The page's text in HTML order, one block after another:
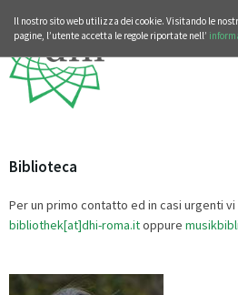
Il nostro sito web utilizza dei cookie. Visitando le
pagine, l’utente accetta le regole riportate nell’
Biblioteca
Per un primo contatto ed in casi urgenti
bibliothek[at]dhi-roma.itoppure